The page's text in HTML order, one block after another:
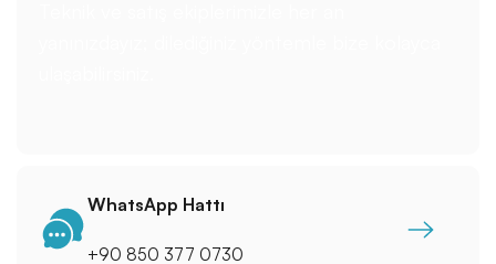
WhatsApp Hattı
+90 850 377 0730